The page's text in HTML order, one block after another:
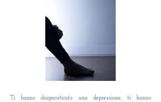
Ti hanno diagnosticato una depressione, ti hanno